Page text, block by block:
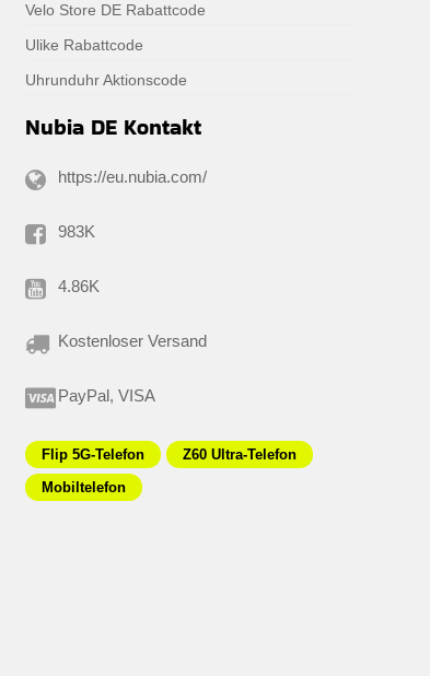
Velo Store DE Rabattcode
Ulike Rabattcode
Uhrunduhr Aktionscode
Nubia DE Kontakt
https://eu.nubia.com/
983K
4.86K
Kostenloser Versand
PayPal, VISA
Flip 5G-Telefon
Z60 Ultra-Telefon
Mobiltelefon